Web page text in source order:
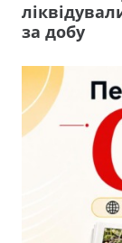
за добу